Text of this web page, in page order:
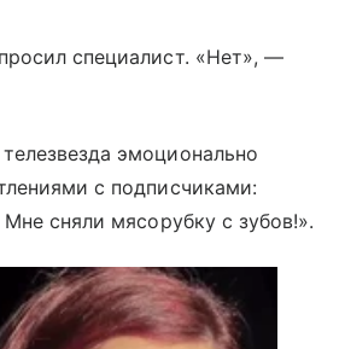
специалист. «Нет», —
эмоционально
с подписчиками:
сняли мясорубку с зубов!».